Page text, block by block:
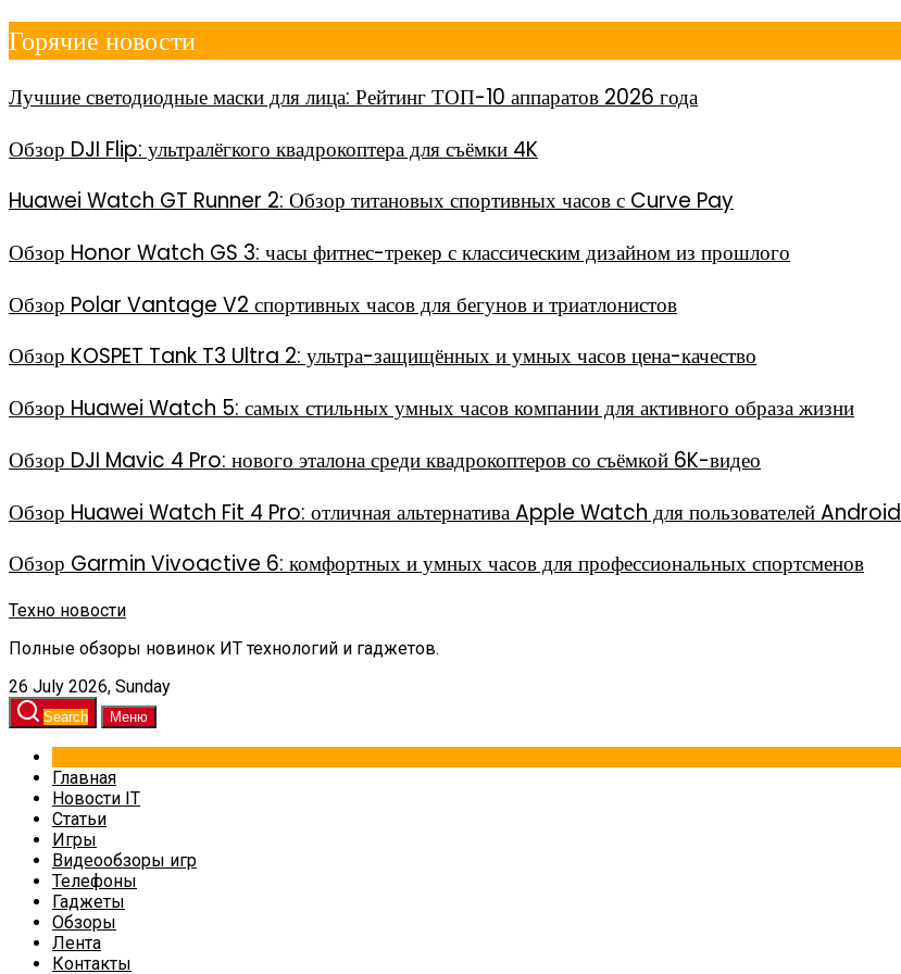
Перейти
к
Горячие новости
Лучшие светодиодные маски для лица: Рейтинг ТОП-10 аппаратов 2026 года
Обзор DJI Flip: ультралёгкого квадрокоптера для съёмки 4K
Huawei Watch GT Runner 2: Обзор титановых спортивных часов с Curve Pay
Обзор Honor Watch GS 3: часы фитнес-трекер с классическим дизайном из прошлого
Обзор Polar Vantage V2 спортивных часов для бегунов и триатлонистов
Обзор KOSPET Tank T3 Ultra 2: ультра-защищённых и умных часов цена-качество
Обзор Huawei Watch 5: самых стильных умных часов компании для активного образа жизни
Обзор DJI Mavic 4 Pro: нового эталона среди квадрокоптеров со съёмкой 6K-видео
Обзор Huawei Watch Fit 4 Pro: отличная альтернатива Apple Watch для пользователей Android
Обзор Garmin Vivoactive 6: комфортных и умных часов для профессиональных спортсменов
Техно новости
Полные обзоры новинок ИТ технологий и гаджетов.
26 July 2026, Sunday
Search Меню
Главная
Новости IT
Статьи
Игры
Видеообзоры игр
Телефоны
Гаджеты
Обзоры
Лента
Контакты